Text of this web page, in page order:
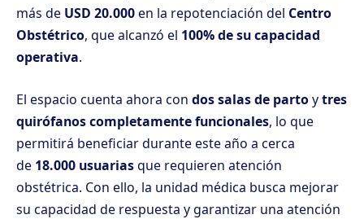
más de USD 20.000en la repotenciación del Centro
Obstétrico, que alcanzó el 100% de su capacidad
operativa.
El espacio cuenta ahora con dos salas de partoytres
quirófanos completamente funcionales, lo que
permitirá beneficiar durante este año a cerca
de 18.000 usuariasque requieren atención
obstétrica. Con ello, la unidad médica busca mejorar
su capacidad de respuesta y garantizar una atención